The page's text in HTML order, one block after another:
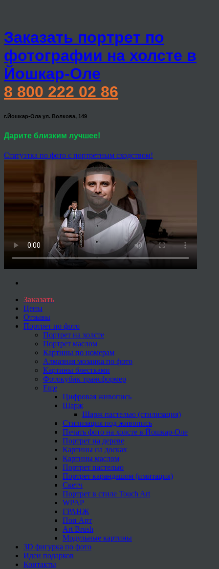
Заказать портрет по
фотографии на холсте в
Йошкар-Оле
8 800 222 02 86
г.Йошкар-Ола ул. Волкова, 149
Дарите близким лучшее!
Статуэтка по фото с портретным сходством!
Заказать
Цены
Отзывы
Портрет по фото
Портрет на холсте
Портрет маслом
Картины по номерам
Алмазная мозаика по фото
Картины блестками
Фотокубик трансформер
Еще
Цифровая живопись
Шарж
Шарж пастелью (стилизация)
Стилизация под живопись
Печать фото на холсте в Йошкар-Оле
Портрет на дереве
Картины на досках
Картины маслом
Портрет пастелью
Портрет карандашом (имитация)
Скетч
Портрет в стиле Touch Art
WPAP
ГРАНЖ
Поп Арт
Art Brush
Модульные картины
3D фигурка по фото
Идеи подарков
Контакты